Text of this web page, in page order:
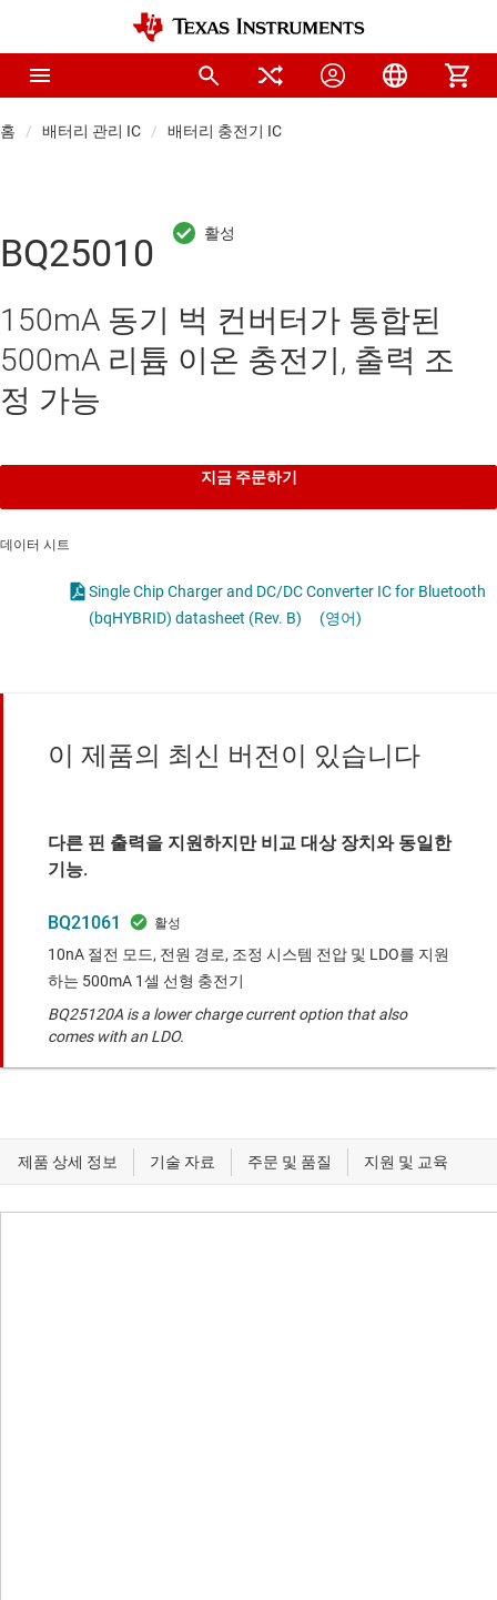
홈 배터리 관리 IC 배터리 충전기 IC
BQ25010
150mA 동기 벅 컨버터가 통합된
500mA 리튬 이온 충전기, 출력 조
정 가능
지금 주문하기
데이터 시트
Single Chip Charger and DC/DC Converter IC for Bluetooth
(bqHYBRID) datasheet (Rev. B)
(영어)
이 제품의 최신 버전이 있습니다
다른 핀 출력을 지원하지만 비교 대상 장치와 동일한
기능.
BQ21061
10nA 절전 모드, 전원 경로, 조정 시스템 전압 및 LDO를 지원
하는 500mA 1셀 선형 충전기
BQ25120A is a lower charge current option that also
comes with an LDO.